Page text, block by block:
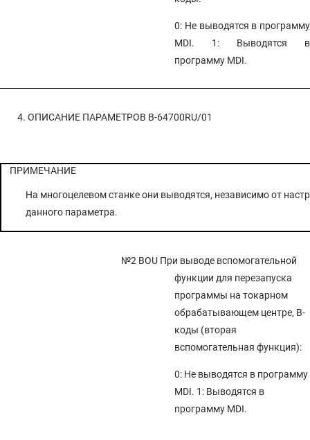
0: Не выводятся в программу
MDI. 1: Выводятся в
программу MDI.
4. ОПИСАНИЕ ПАРАМЕТРОВ B-64700RU/01
ПРИМЕЧАНИЕ
На многоцелевом станке они выводятся, независимо от
данного параметра.
№2 BOU При выводе вспомогательной
функции для перезапуска
программы на токарном
обрабатывающем центре, B-
коды (вторая
вспомогательная функция):
0: Не выводятся в программу
MDI. 1: Выводятся в
программу MDI.